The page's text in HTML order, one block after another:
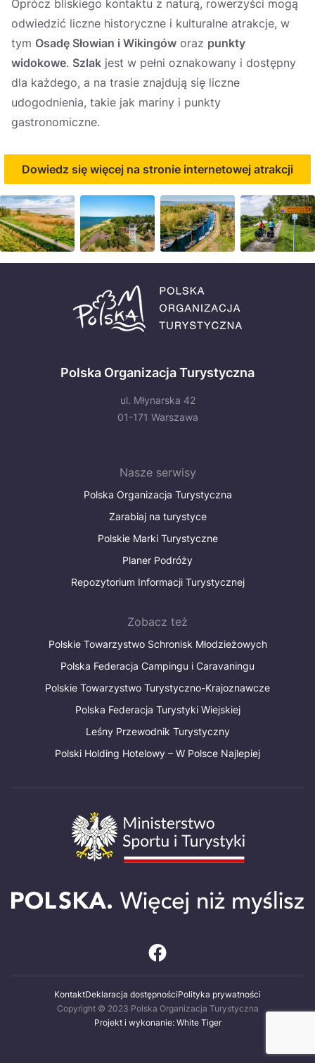
Oprócz bliskiego kontaktu z naturą, rowerzyści mogą
odwiedzić liczne historyczne i kulturalne atrakcje, w
tym Osadę Słowian i Wikingów oraz punkty
widokowe. Szlak jest w pełni oznakowany i dostępny
dla każdego, a na trasie znajdują się liczne
udogodnienia, takie jak mariny i punkty
gastronomiczne.
Dowiedz się więcej na stronie internetowej atrakcji
Polska Organizacja Turystyczna
ul. Młynarska 42
01-171 Warszawa
Nasze serwisy
Polska Organizacja Turystyczna
Zarabiaj na turystyce
Polskie Marki Turystyczne
Planer Podróży
Repozytorium Informacji Turystycznej
Zobacz też
Polskie Towarzystwo Schronisk Młodzieżowych
Polska Federacja Campingu i Caravaningu
Polskie Towarzystwo Turystyczno-Krajoznawcze
Polska Federacja Turystyki Wiejskiej
Leśny Przewodnik Turystyczny
Polski Holding Hotelowy – W Polsce Najlepiej
KontaktDeklaracja dostępnościPolityka prywatności
Copyright © 2023 Polska Organizacja Turystyczna
Projekt i wykonanie: White Tiger